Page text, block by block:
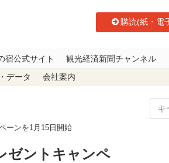
購読(紙・電
宿公式サイト 観光経済新聞チャンネル
データ 会社案内
ーンを1月15日開始
ゼントキャンペ